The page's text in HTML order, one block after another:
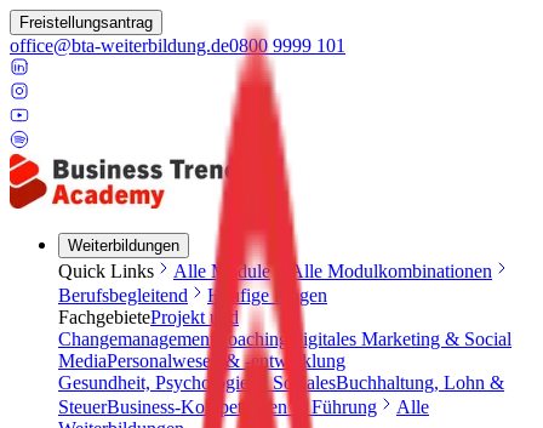
Freistellungsantrag
office@bta-weiterbildung.de0800 9999 101
Weiterbildungen
Quick Links Alle Module
Alle Modulkombinationen
Berufsbegleitend
Häufige Fragen
FachgebieteProjekt und
Changemanagement
Coaching
Digitales Marketing & Social
MediaPersonalwesen & -entwicklung
Gesundheit, Psychologie & SozialesBuchhaltung, Lohn &
SteuerBusiness-Kompetenzen & Führung
Alle